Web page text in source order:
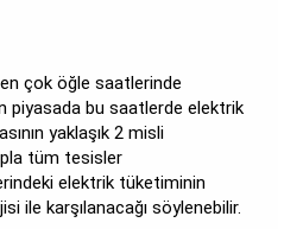
çok öğle saatlerinde
piyasada bu saatlerde elektrik
yaklaşık 2 misli
tüm tesisler
elektrik tüketiminin
ile karşılanacağı söylenebilir.